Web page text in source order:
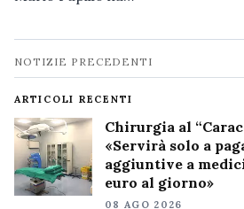
Navigazione
notizie
NOTIZIE PRECEDENTI
ARTICOLI RECENTI
Chirurgia al
«Servirà solo a
aggiuntive a
euro al giorno»
08 AGO 2026